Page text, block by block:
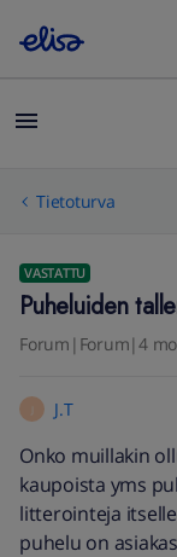
Tietoturva
VASTATTU
Puheluiden
Forum|Forum|4
J.T
Onko muillakin
kaupoista yms
litterointeja
puhelu on